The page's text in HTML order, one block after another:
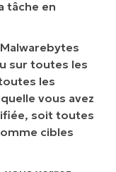
tâche en
sur toutes les
les
vous avez
soit toutes
cibles